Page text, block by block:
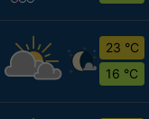
23 °C
16 °C